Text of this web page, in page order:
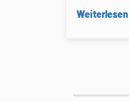
Weiterlesen